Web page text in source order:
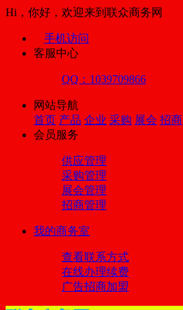
Hi，你好，欢迎来到联众商务网
手机访问
客服中心
QQ：1039709866
网站导航
首页 产品 企业 采购 展会 招商
会员服务
供应管理
采购管理
展会管理
招商管理
我的商务室
查看联系方式
在线办理续费
广告招商加盟